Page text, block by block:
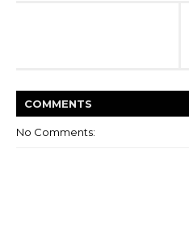
COMMENTS
No Comments: